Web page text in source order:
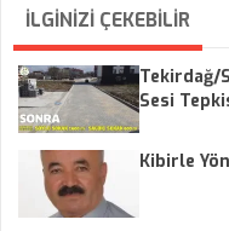
İLGİNİZİ ÇEKEBİLİR
Tekirdağ/
Sesi
Kibirle